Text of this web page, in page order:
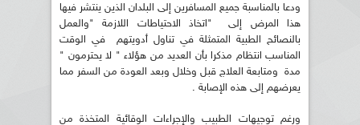
ودعا بالمناسبة جميع المسافرين إلى البلدان الذين ينتشر فيها
هذا المرض إلى "اتخاذ الاحتياطات اللازمة "والعمل
بالنصائح الطبية المتمثلة في تناول أدويتهم في الوقت
المناسب انتظام مذكرا بأن العديد من هؤلاء " لا يحترمون "
مدة ومتابعة العلاج قبل وخلال وبعد العودة من السفر مما
يعرضهم إلى هذه الإصابة .
ورغم توجيهات الطبيب والإجراءات الوقائية المتخذة من